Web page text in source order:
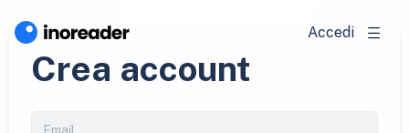
Accedi
Crea account